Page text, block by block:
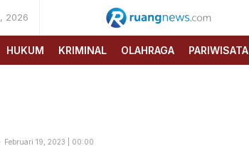
2026
RUANG
NEWS
HUKUM KRIMINAL OLAHRAGA PARIWISATA
Februari 19, 2023 | 00:00